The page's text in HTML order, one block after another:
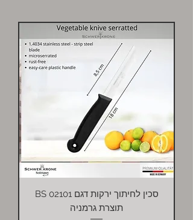
סכין לחיתוך ירקות דגם BS 02101
תוצרת גרמניה